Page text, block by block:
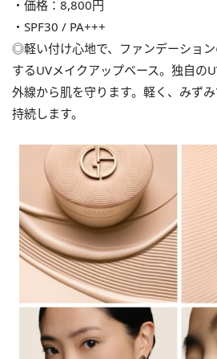
・価格：8,800円
・SPF30 / PA+++
◎軽い付け心地で、ファンデーショ
するUVメイクアップベース。独自の
外線から肌を守ります。軽く、みず
持続します。